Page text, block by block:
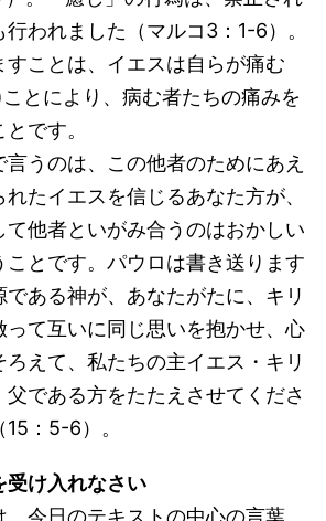
われました（マルコ3：1-6）。
すことは、イエスは自らが痛む
とにより、病む者たちの痛みを
です。
言うのは、この他者のためにあえ
たイエスを信じるあなた方が、
て他者といがみ合うのはおかしい
ことです。パウロは書き送ります
である神が、あなたがたに、キリ
って互いに同じ思いを抱かせ、心
ろえて、私たちの主イエス・キリ
父である方をたたえさせてくださ
：5-6）。
受け入れなさい
、今日のテキストの中心の言葉、